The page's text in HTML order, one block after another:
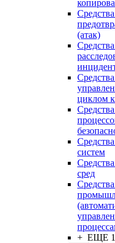
(атак)
циклом
систем
сред
+ ЕЩЕ